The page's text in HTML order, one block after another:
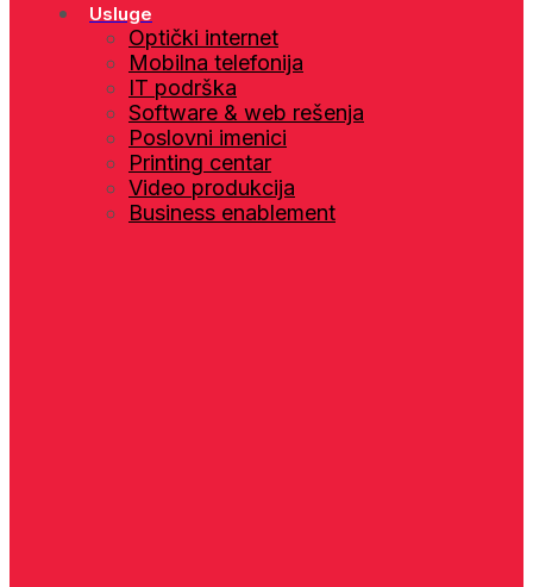
Usluge
Optički internet
Mobilna telefonija
IT podrška
Software & web rešenja
Poslovni imenici
Printing centar
Video produkcija
Business enablement